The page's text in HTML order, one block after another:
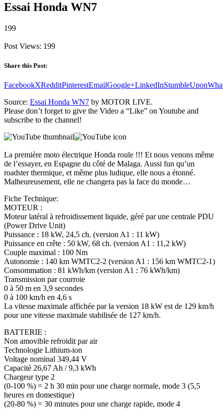
Essai Honda WN7
199
Post Views: 199
Share this Post:
FacebookXRedditPinterestEmailGoogle+LinkedInStumbleUpon
Source: Essai Honda WN7 by MOTOR LIVE.
Please don’t forget to give the Video a “Like” on Youtube and
subscribe to the channel!
La première moto électrique Honda roule !!! Et nous venons même
de l’essayer, en Espagne du côté de Malaga. Aussi fun qu’un
roadster thermique, et même plus ludique, elle nous a étonné.
Malheureusement, elle ne changera pas la face du monde…
Fiche Technique:
MOTEUR :
Moteur latéral à refroidissement liquide, géré par une centrale PDU
(Power Drive Unit)
Puissance : 18 kW, 24,5 ch. (version A1 : 11 kW)
Puissance en crête : 50 kW, 68 ch. (version A1 : 11,2 kW)
Couple maximal : 100 Nm
Autonomie : 140 km WMTC2-2 (version A1 : 156 km WMTC2-1)
Consommation : 81 kWh/km (version A1 : 76 kWh/km)
Transmission par courroie
0 à 50 m en 3,9 secondes
0 à 100 km/h en 4,6 s
La vitesse maximale affichée par la version 18 kW est de 129 km/h
pour une vitesse maximale stabilisée de 127 km/h.
BATTERIE :
Non amovible refroidit par air
Technologie Lithium-ion
Voltage nominal 349,44 V
Capacité 26,67 Ah / 9,3 kWh
Chargeur type 2
(0-100 %) = 2 h 30 min pour une charge normale, mode 3 (5,5
heures en domestique)
(20-80 %) = 30 minutes pour une charge rapide, mode 4